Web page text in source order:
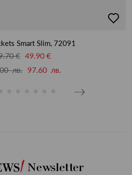
в
Smart Slim, 72091
€ 49.90 €
лв.
97.60 лв.
Newsletter